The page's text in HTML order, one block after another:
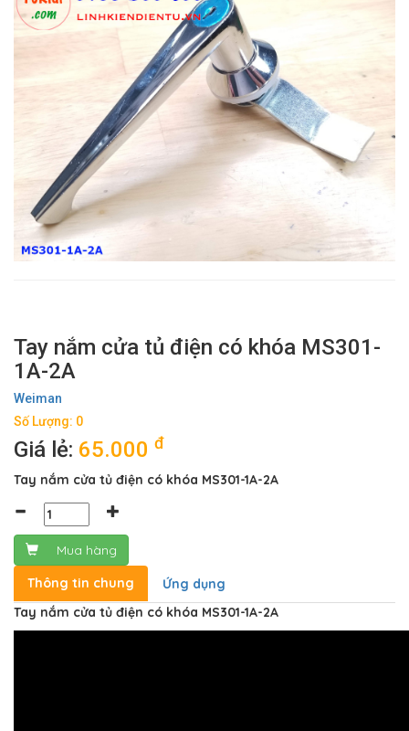
Tay nắm cửa tủ điện có khóa MS301-
1A-2A
Weiman
Số Lượng: 0
Giá lẻ: 65.000 đ
Tay nắm cửa tủ điện có khóa MS301-1A-2A
Mua hàng
Thông tin chung
Ứng dụng
Tay nắm cửa tủ điện có khóa MS301-1A-2A